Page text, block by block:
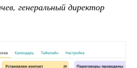
генеральный директор